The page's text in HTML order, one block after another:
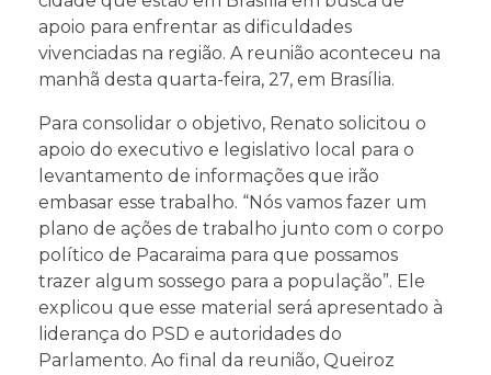
apoio para enfrentar as dificuldades
vivenciadas na região. A reunião aconteceu na
manhã desta quarta-feira, 27, em Brasília.
Para consolidar o objetivo, Renato solicitou o
apoio do executivo e legislativo local para o
levantamento de informações que irão
embasar esse trabalho. “Nós vamos fazer um
plano de ações de trabalho junto com o corpo
político de Pacaraima para que possamos
trazer algum sossego para a população”. Ele
explicou que esse material será apresentado à
liderança do PSD e autoridades do
Parlamento. Ao final da reunião, Queiroz